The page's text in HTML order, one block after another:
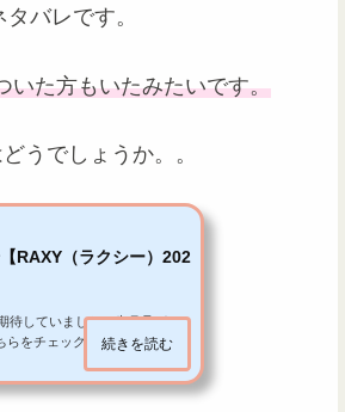
バレです。
いた方もいたみたいです。
うでしょうか。。
RAXY（ラクシー）202
待していました。先月号がと
をチェック✅ＲＡＸＹラクシ
毎月コスメやスキンケアが届
続きを読む